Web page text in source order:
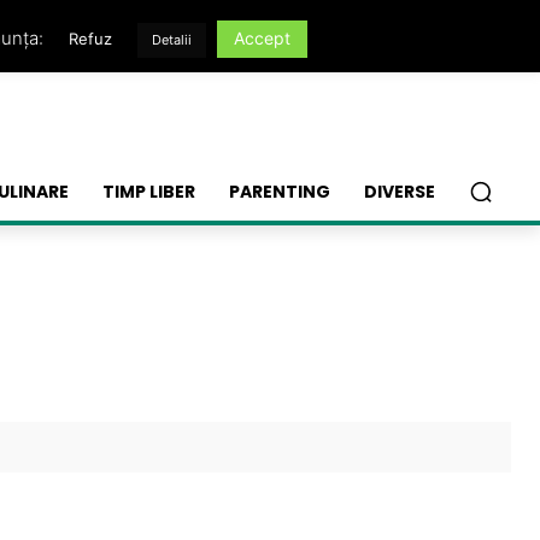
TIMP LIBER PARENTING DIVERSE
Refuz Detalii Accept